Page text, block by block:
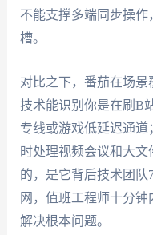
不能支撑多端同步操
槽。
对比之下，番茄在场
技术能识别你是在刷B
专线或游戏低延迟通道
时处理视频会议和大
的，是它背后技术团队
网，值班工程师十分
解决根本问题。